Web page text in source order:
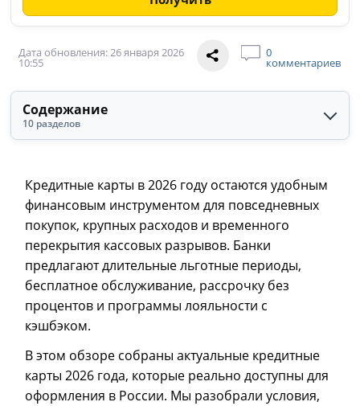
Дата обновления: 26 января 2026
10:55
0
комментариев
Содержание
10 разделов
Кредитные карты в 2026 году остаются удобным
финансовым инструментом для повседневных
покупок, крупных расходов и временного
перекрытия кассовых разрывов. Банки
предлагают длительные льготные периоды,
бесплатное обслуживание, рассрочку без
процентов и программы лояльности с
кэшбэком.
В этом обзоре собраны актуальные кредитные
карты 2026 года, которые реально доступны для
оформления в России. Мы разобрали условия,